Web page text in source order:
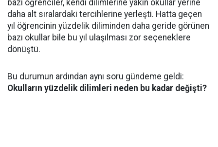
bazı öğrenciler, kendi dilimlerine yakın okullar yerine
daha alt sıralardaki tercihlerine yerleşti. Hatta geçen
yıl öğrencinin yüzdelik diliminden daha geride görünen
bazı okullar bile bu yıl ulaşılması zor seçeneklere
dönüştü.
Bu durumun ardından aynı soru gündeme geldi:
Okulların yüzdelik dilimleri neden bu kadar değişti?